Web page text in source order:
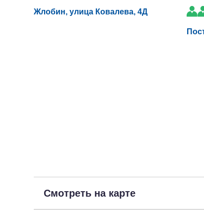
Жлобин, улица Ковалева, 4Д
Смотреть на карте